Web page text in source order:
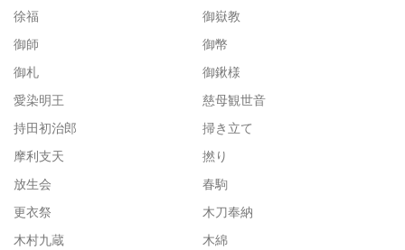
徐福
御嶽教
御師
御幣
御札
御鍬様
愛染明王
慈母観世音
持田初治郎
掃き立て
摩利支天
撚り
放生会
春駒
更衣祭
木刀奉納
木村九蔵
木綿